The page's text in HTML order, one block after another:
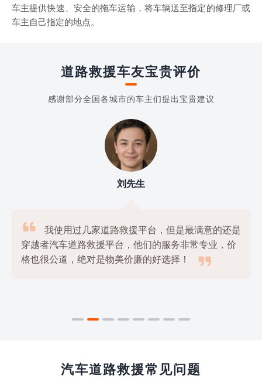
车主提供快速、安全的拖车运输，将车辆送至指定的修理厂或
车主自己指定的地点。
道路救援车友宝贵评价
感谢部分全国各城市的车主们提出宝贵建议
刘先生

我使用过几家道路救援平台，但是最满意的还是
穿越者汽车道路救援平台，他们的服务非常专业，价
格也很公道，绝对是物美价廉的好选择！

汽车道路救援常见问题